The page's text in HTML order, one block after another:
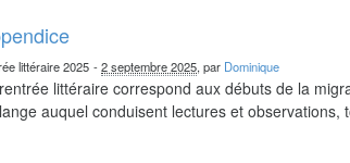
littéraire 2025 -2 septembre 2025, par Dominique
littéraire correspond aux débuts de la
auquel conduisent lectures et observations,